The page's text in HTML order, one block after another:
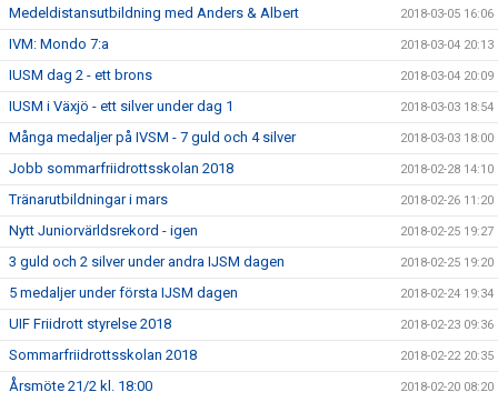
Medeldistansutbildning med Anders & Albert 2018-03-05 16:06
IVM: Mondo 7:a 2018-03-04 20:13
IUSM dag 2 - ett brons 2018-03-04 20:09
IUSM i Växjö - ett silver under dag 1 2018-03-03 18:54
Många medaljer på IVSM - 7 guld och 4 silver 2018-03-03 18:00
Jobb sommarfriidrottsskolan 2018 2018-02-28 14:10
Tränarutbildningar i mars 2018-02-26 11:20
Nytt Juniorvärldsrekord - igen 2018-02-25 19:27
3 guld och 2 silver under andra IJSM dagen 2018-02-25 19:20
5 medaljer under första IJSM dagen 2018-02-24 19:34
UIF Friidrott styrelse 2018 2018-02-23 09:36
Sommarfriidrottsskolan 2018 2018-02-22 20:35
Årsmöte 21/2 kl. 18:00 2018-02-20 08:20